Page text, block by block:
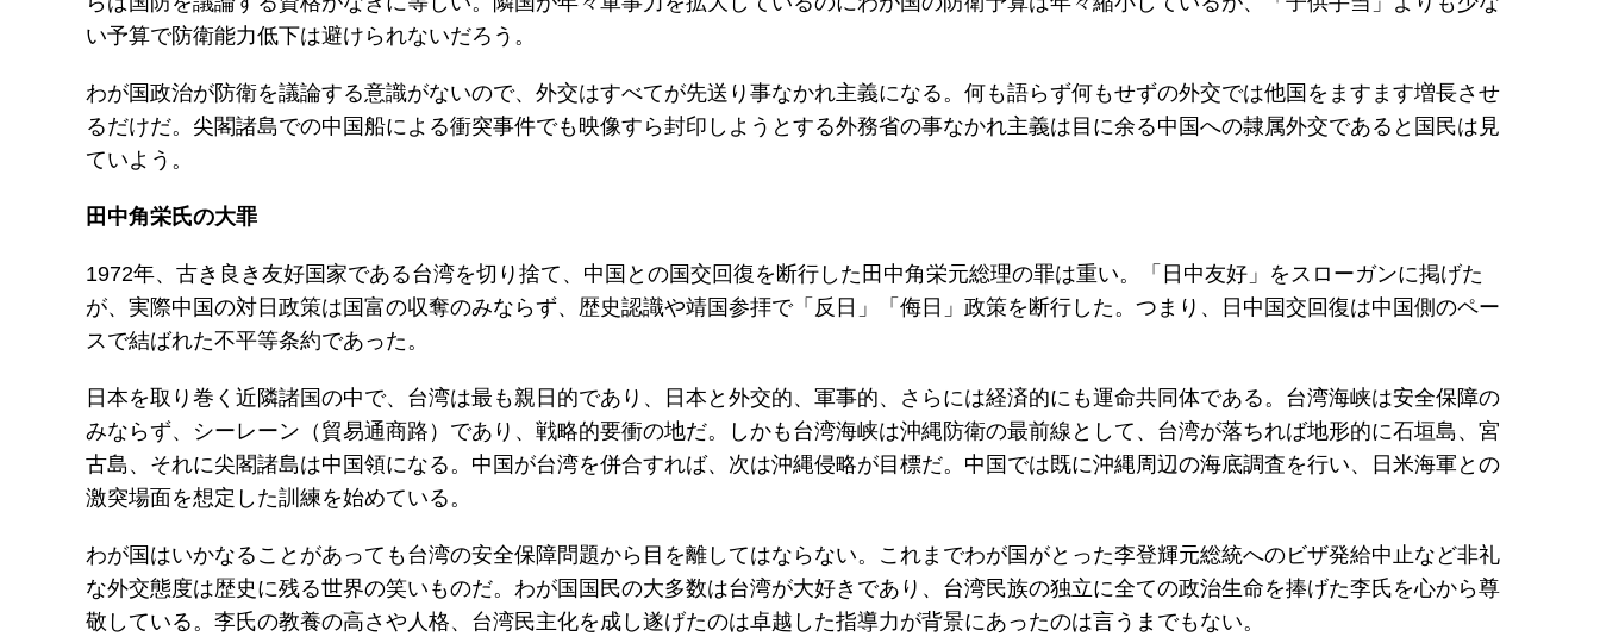
い予算で防衛能力低下は避けられないだろう。
わが国政治が防衛を議論する意識がないので、外交はすべてが先送り事なかれ主義になる。何も語らず何もせずの外交では他国をますます増長させ
るだけだ。尖閣諸島での中国船による衝突事件でも映像すら封印しようとする外務省の事なかれ主義は目に余る中国への隷属外交であると国民は見
ていよう。
田中角栄氏の大罪
1972年、古き良き友好国家である台湾を切り捨て、中国との国交回復を断行した田中角栄元総理の罪は重い。「日中友好」をスローガンに掲げた
が、実際中国の対日政策は国富の収奪のみならず、歴史認識や靖国参拝で「反日」「侮日」政策を断行した。つまり、日中国交回復は中国側のペー
スで結ばれた不平等条約であった。
日本を取り巻く近隣諸国の中で、台湾は最も親日的であり、日本と外交的、軍事的、さらには経済的にも運命共同体である。台湾海峡は安全保障の
みならず、シーレーン（貿易通商路）であり、戦略的要衝の地だ。しかも台湾海峡は沖縄防衛の最前線として、台湾が落ちれば地形的に石垣島、宮
古島、それに尖閣諸島は中国領になる。中国が台湾を併合すれば、次は沖縄侵略が目標だ。中国では既に沖縄周辺の海底調査を行い、日米海軍との
激突場面を想定した訓練を始めている。
わが国はいかなることがあっても台湾の安全保障問題から目を離してはならない。これまでわが国がとった李登輝元総統へのビザ発給中止など非礼
な外交態度は歴史に残る世界の笑いものだ。わが国国民の大多数は台湾が大好きであり、台湾民族の独立に全ての政治生命を捧げた李氏を心から尊
敬している。李氏の教養の高さや人格、台湾民主化を成し遂げたのは卓越した指導力が背景にあったのは言うまでもない。